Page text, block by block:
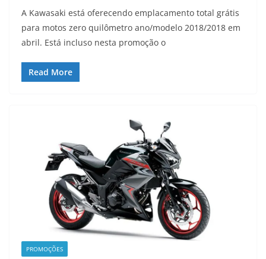
A Kawasaki está oferecendo emplacamento total grátis
para motos zero quilômetro ano/modelo 2018/2018 em
abril. Está incluso nesta promoção o
Read More
PROMOÇÕES